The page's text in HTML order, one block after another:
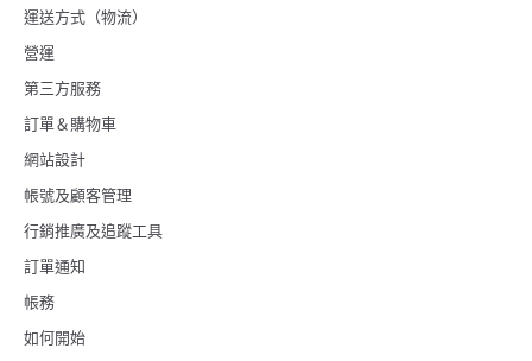
運送方式（物流）
營運
第三方服務
訂單＆購物車
網站設計
帳號及顧客管理
行銷推廣及追蹤工具
訂單通知
帳務
如何開始